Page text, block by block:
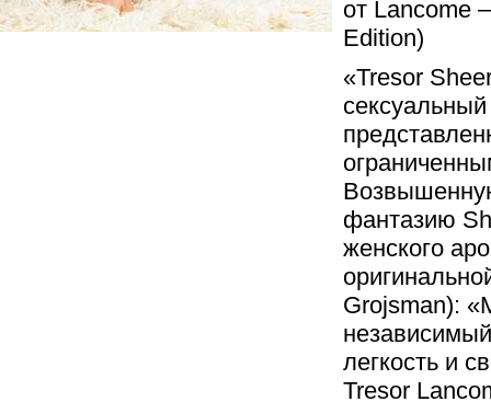
от Lancome
Edition)
«Tresor
фантазию
женского
Grojsman):
легкость и
Tresor